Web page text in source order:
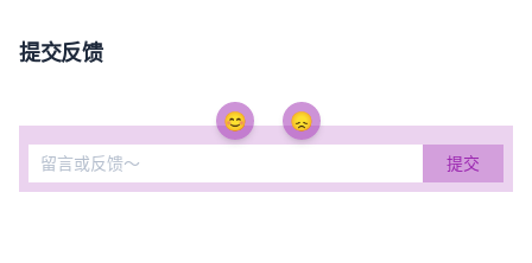
提交反馈
😊 😞